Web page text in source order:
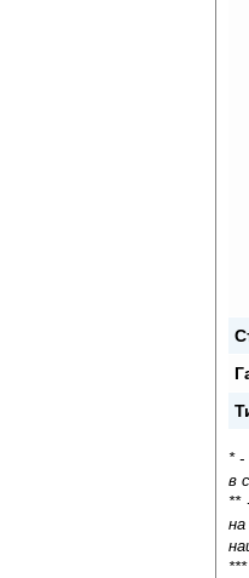
* -
в
**